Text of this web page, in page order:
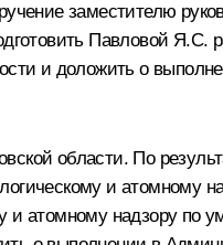
заместителю
Павловой
и доложить о
области. По
и
атомному надзору по